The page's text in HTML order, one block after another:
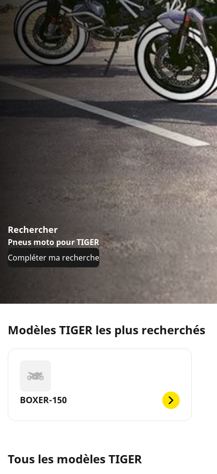
Rechercher
Pneus moto pour TIGER
Compléter ma recherche
Modèles TIGER les plus recherchés
BOXER-150
Tous les modèles TIGER